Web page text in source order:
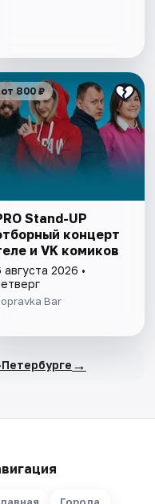
от 800 ₽
Stand-UP
концерт
и VK комиков
августа 2026 •
Bar
→